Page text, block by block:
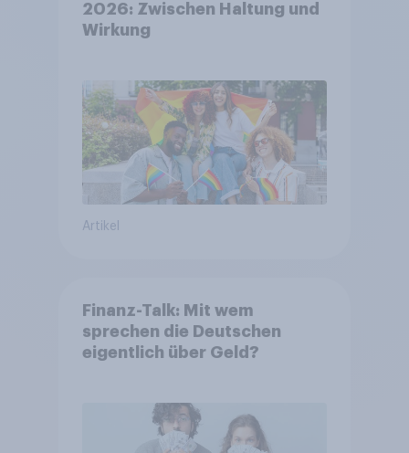
2026: Zwischen Haltung und
Wirkung
Artikel
Finanz-Talk: Mit wem
sprechen die Deutschen
eigentlich über Geld?